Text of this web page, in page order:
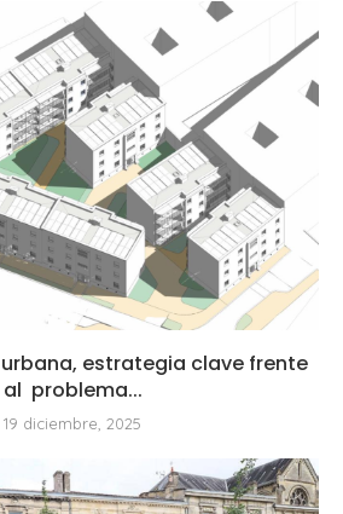
estrategia clave frente
al problema...
19 diciembre, 2025